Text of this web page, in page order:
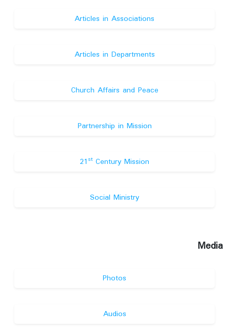
Articles in Associations
Articles in Departments
Church Affairs and Peace
Partnership in Mission
21 stCentury Mission
Social Ministry
Media
Photos
Audios